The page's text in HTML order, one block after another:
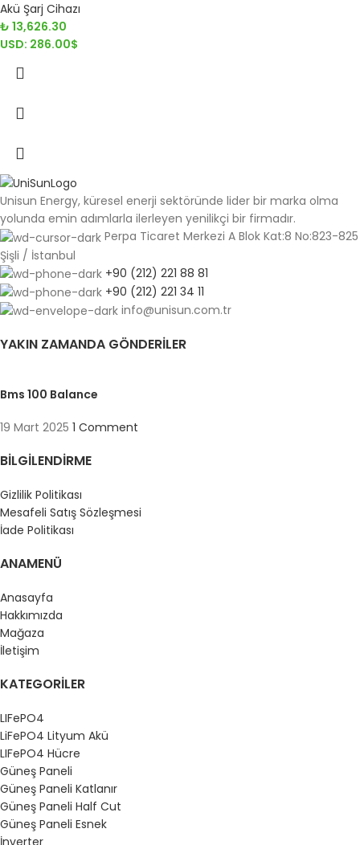
Akü Şarj Cihazı
₺ 13,626.30
USD: 286.00$
Unisun Energy, küresel enerji sektöründe lider bir marka olma
yolunda emin adımlarla ilerleyen yenilikçi bir firmadır.
Perpa Ticaret Merkezi A Blok Kat:8 No:823-825
Şişli / İstanbul
+90 (212) 221 88 81
+90 (212) 221 34 11
info@unisun.com.tr
YAKIN ZAMANDA GÖNDERILER
Bms 100 Balance
19 Mart 2025 1 Comment
BILGILENDIRME
Gizlilik Politikası
Mesafeli Satış Sözleşmesi
İade Politikası
ANAMENÜ
Anasayfa
Hakkımızda
Mağaza
İletişim
KATEGORILER
LIFePO4
LiFePO4 Lityum Akü
LIFePO4 Hücre
Güneş Paneli
Güneş Paneli Katlanır
Güneş Paneli Half Cut
Güneş Paneli Esnek